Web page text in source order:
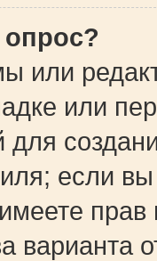
опрос?
или
или
если
прав
варианта